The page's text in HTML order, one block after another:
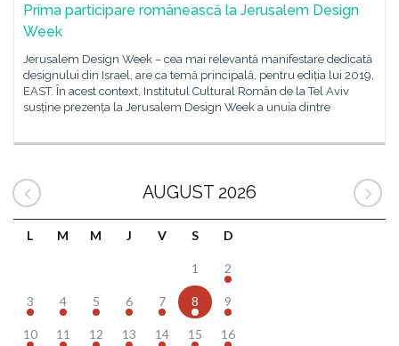
Prima participare românească la Jerusalem Design
Week
Jerusalem Design Week – cea mai relevantă manifestare dedicată
designului din Israel, are ca temă principală, pentru ediția lui 2019,
EAST. În acest context, Institutul Cultural Român de la Tel Aviv
susține prezența la Jerusalem Design Week a unuia dintre
AUGUST 2026
L M M J V S D
1 2
3 4 5 6 7 8 9
10 11 12 13 14 15 16